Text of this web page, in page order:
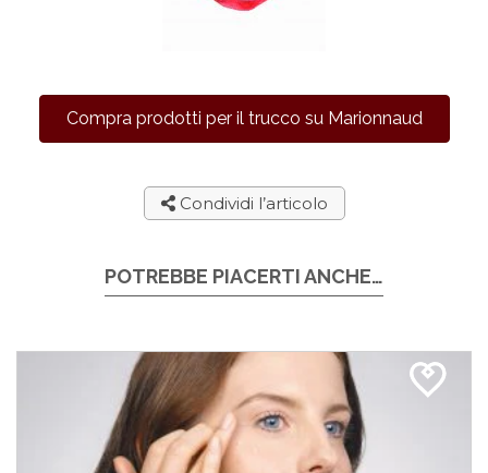
Compra prodotti per il trucco su Marionnaud
Condividi l’articolo
POTREBBE PIACERTI ANCHE…